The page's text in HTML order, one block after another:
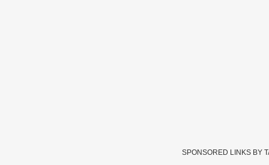
SPONSORED LINKS BY